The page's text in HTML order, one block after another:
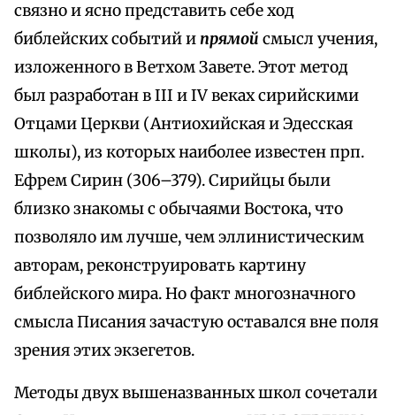
связно и ясно представить себе ход
библейских событий ипрямой смысл учения,
изложенного в Ветхом Завете. Этот метод
был разработан в III и IV веках сирийскими
Отцами Церкви (Антиохийская и Эдесская
школы), из которых наиболее известен прп.
Ефрем Сирин (306–379). Сирийцы были
близко знакомы с обычаями Востока, что
позволяло им лучше, чем эллинистическим
авторам, реконструировать картину
библейского мира. Но факт многозначного
смысла Писания зачастую оставался вне поля
зрения этих экзегетов.
Методы двух вышеназванных школ сочетали